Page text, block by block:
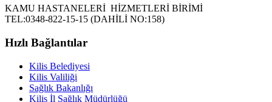
KAMU HASTANELERİ HİZMETLERİ BİRİMİ
TEL:0348-822-15-15 (DAHİLİ NO:158)
Hızlı Bağlantılar
Kilis Belediyesi
Kilis Valiliği
Sağlık Bakanlığı
Kilis İl Sağlık Müdürlüğü